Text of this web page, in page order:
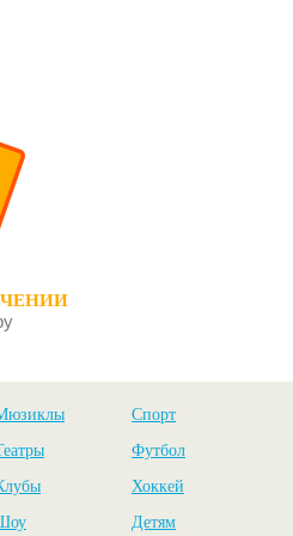
Спорт
Футбол
Хоккей
Детям